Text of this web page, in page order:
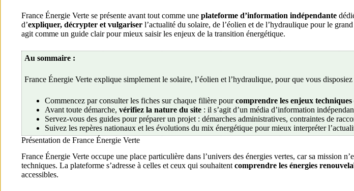
France Énergie Verte se présente avant tout comme une plateforme d’information indépendante
d’expliquer, décrypter et vulgariser l’actualité du solaire, de l’éolien et de l’hydraulique pour le
agit comme un guide clair pour mieux saisir les enjeux de la transition énergétique.
Au sommaire :
France Énergie Verte explique simplement le solaire, l’éolien et l’hydraulique, pour que vous disposiez
Commencez par consulter les fiches sur chaque filière pourcomprendre les enjeux
Avant toute démarche, vérifiez la nature du site : il s’agit d’un média d’information
Servez-vous des guides pour préparer un projet : démarches administratives, contraintes de
Suivez les repères nationaux et les évolutions du mix énergétique pour mieux interpréter
Présentation de France Énergie Verte
France Énergie Verte occupe une place particulière dans l’univers des énergies vertes, car sa mission
techniques. La plateforme s’adresse à celles et ceux qui souhaitent comprendre les énergies
accessibles.